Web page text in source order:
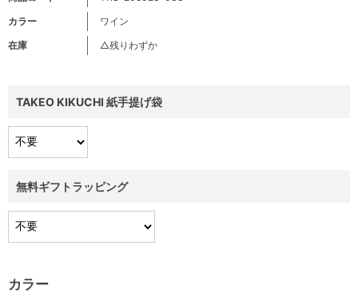
カラー
ワイン
在庫
△残りわずか
TAKEO KIKUCHI 紙手提げ袋
無料ギフトラッピング
カラー